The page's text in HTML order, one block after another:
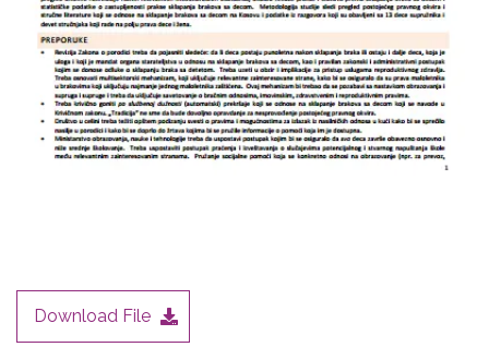
Kosovo (Rezolucija Saveta
Bezbednosti Ujedinjenih Nacija 1244)
Download File